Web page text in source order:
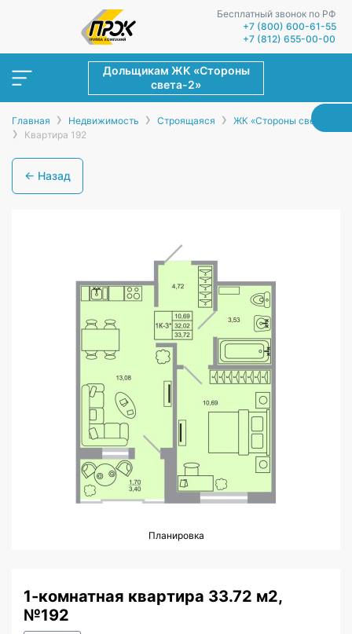
Бесплатный звонок по РФ
+7 (800) 600-61-55
+7 (812) 655-00-00
Дольщикам ЖК «Стороны
света-2»
Главная › Недвижимость › Строящаяся › ЖК «Стороны света-2»
› Квартира 192
← Назад
Планировка
1-комнатная квартира 33.72 м2,
№192